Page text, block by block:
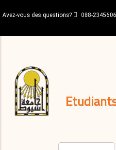
au
principal
Avez-vous des questions? 088-2345606
décisions
Expatriés
Journal